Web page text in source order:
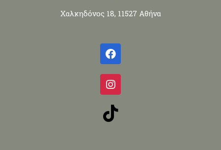
Χαλκηδόνος 18, 11527 Αθήνα